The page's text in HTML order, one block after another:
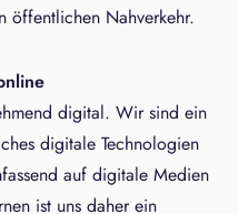
öffentlichen Nahverkehr.
digital. Wir sind ein
digitale Technologien
auf digitale Medien
ist uns daher ein